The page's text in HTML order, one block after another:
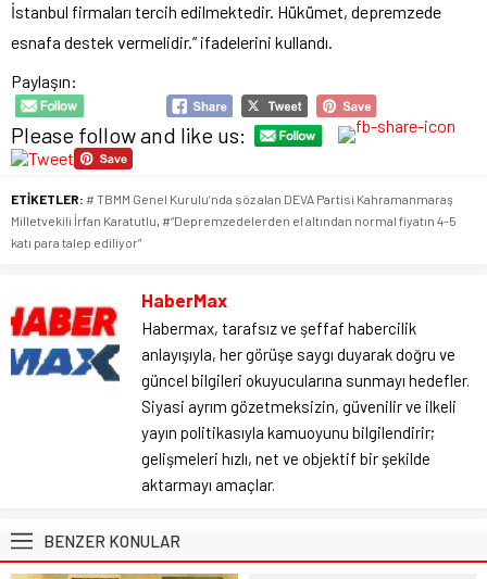
İstanbul firmaları tercih edilmektedir. Hükümet, depremzede
esnafa destek vermelidir.” ifadelerini kullandı.
Paylaşın:
Please follow and like us:
ETİKETLER: # TBMM Genel Kurulu’nda söz alan DEVA Partisi Kahramanmaraş
Milletvekili İrfan Karatutlu, #“Depremzedelerden el altından normal fiyatın 4-5
katı para talep ediliyor”
HaberMax
Habermax, tarafsız ve şeffaf habercilik
anlayışıyla, her görüşe saygı duyarak doğru ve
güncel bilgileri okuyucularına sunmayı hedefler.
Siyasi ayrım gözetmeksizin, güvenilir ve ilkeli
yayın politikasıyla kamuoyunu bilgilendirir;
gelişmeleri hızlı, net ve objektif bir şekilde
aktarmayı amaçlar.
BENZER KONULAR